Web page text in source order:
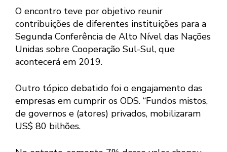
O encontro teve por objetivo reunir
contribuições de diferentes instituições para a
Segunda Conferência de Alto Nível das Nações
Unidas sobre Cooperação Sul-Sul, que
acontecerá em 2019.
Outro tópico debatido foi o engajamento das
empresas em cumprir os ODS. “Fundos mistos,
de governos e (atores) privados, mobilizaram
US$ 80 bilhões.